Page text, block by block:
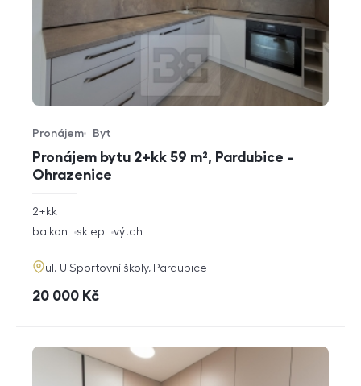
Pronájem bytu 2+kk 59 m², Pardubice -
Ohrazenice
Typ nabídky
Pronájem
Typ nemovitosti
Byt
rozměry
dispozice
2+kk
funkce
balkon sklep výtah
adresa
ul. U Sportovní školy, Pardubice
cena
20 000 Kč